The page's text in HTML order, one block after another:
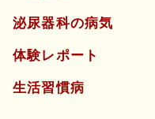
泌尿器科の病気
体験レポート
生活習慣病